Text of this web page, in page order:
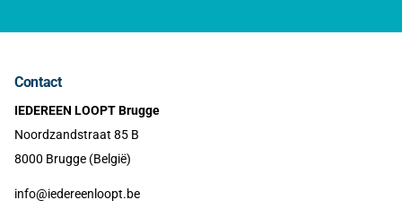
Contact
IEDEREEN LOOPT Brugge
Noordzandstraat 85 B
8000 Brugge (België)
info@iedereenloopt.be